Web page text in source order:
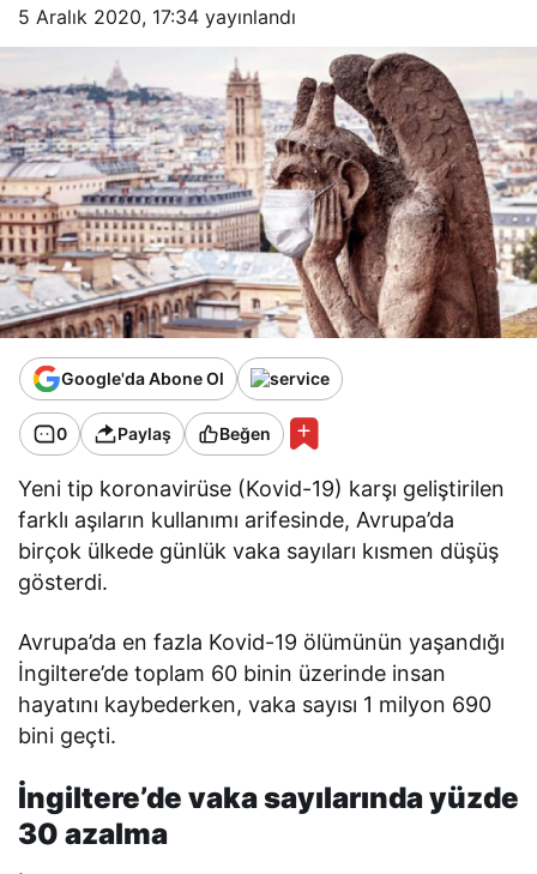
5 Aralık 2020, 17:34 yayınlandı
Google'da Abone Ol
0 Paylaş Beğen
Yeni tip koronavirüse (Kovid-19) karşı geliştirilen
farklı aşıların kullanımı arifesinde, Avrupa’da
birçok ülkede günlük vaka sayıları kısmen düşüş
gösterdi.
Avrupa’da en fazla Kovid-19 ölümünün yaşandığı
İngiltere’de toplam 60 binin üzerinde insan
hayatını kaybederken, vaka sayısı 1 milyon 690
bini geçti.
İngiltere’de vaka sayılarında yüzde
30 azalma